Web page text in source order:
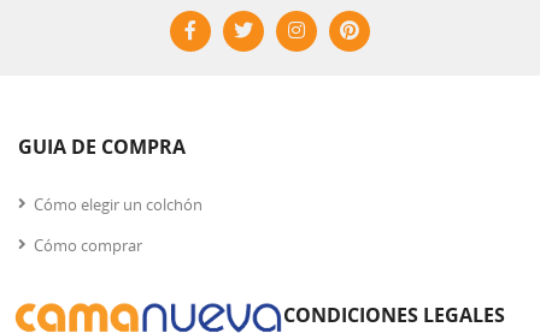
GUIA DE COMPRA
Cómo elegir un colchón
Cómo comprar
CONDICIONES LEGALES